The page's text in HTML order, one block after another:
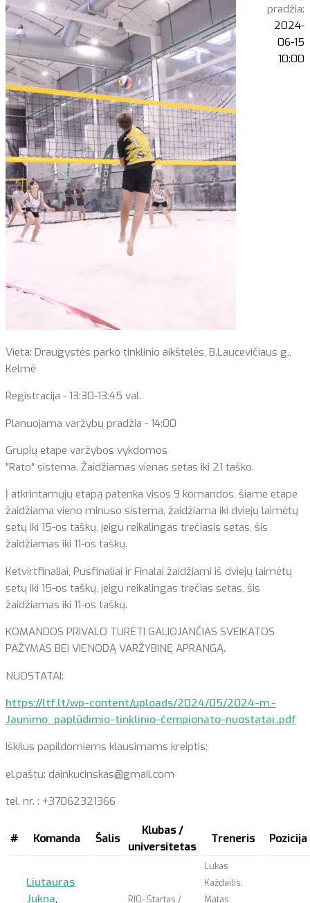
pradžia:
2024-
06-15
10:00
Vieta: Draugystės parko tinklinio aikštelės, B.Laucevičiaus g.,
Kelmė
Registracija - 13:30-13:45 val.
Planuojama varžybų pradžia - 14:00
Grupių etape varžybos vykdomos
"Rato" sistema. Žaidžiamas vienas setas iki 21 taško.
Į atkrintamųjų etapą patenka visos 9 komandos, šiame etape
žaidžiama vieno minuso sistema, žaidžiama iki dviejų laimėtų
setų iki 15-os taškų, jeigu reikalingas trečiasis setas, šis
žaidžiamas iki 11-os taškų.
Ketvirtfinaliai, Pusfinaliai ir Finalai žaidžiami iš dviejų laimėtų
setų iki 15-os taškų, jeigu reikalingas trečias setas, šis
žaidžiamas iki 11-os taškų.
KOMANDOS PRIVALO TURĖTI GALIOJANČIAS SVEIKATOS
PAŽYMAS BEI VIENODĄ VARŽYBINĘ APRANGĄ.
NUOSTATAI:
https://ltf.lt/wp-content/uploads/2024/05/2024-m.-
Jaunimo_paplūdimio-tinklinio-čempionato-nuostatai..pdf
Iškilus papildomiems klausimams kreiptis:
el.paštu: dainkucinskas@gmail.com
tel. nr. : +37062321366
# Komanda Šalis
Klubas /
universitetas
Treneris Pozicija
Liutauras
Jukna, RIO- Startas /
Lukas
Každailis,
Matas